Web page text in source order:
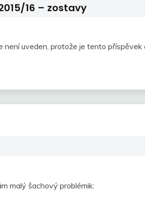
16 – zostavy
není uveden, protože je tento příspěvek
malý šachový problémik: